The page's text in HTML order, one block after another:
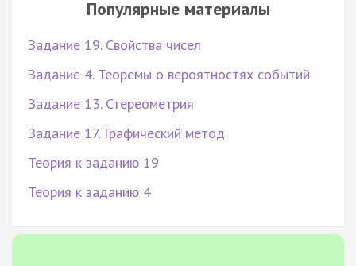
Популярные материалы
Задание 19. Свойства чисел
Задание 4. Теоремы о вероятностях событий
Задание 13. Стереометрия
Задание 17. Графический метод
Теория к заданию 19
Теория к заданию 4